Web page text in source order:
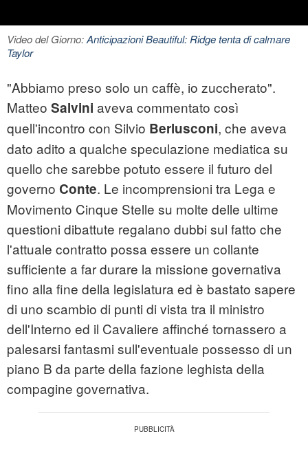
Video del Giorno:Anticipazioni Beautiful: Ridge tenta di calmare
Taylor
"Abbiamo preso solo un caffè, io zuccherato".
Matteo Salvini aveva commentato così
quell'incontro con Silvio Berlusconi, che aveva
dato adito a qualche speculazione mediatica su
quello che sarebbe potuto essere il futuro del
governo Conte. Le incomprensioni tra Lega e
Movimento Cinque Stelle su molte delle ultime
questioni dibattute regalano dubbi sul fatto che
l'attuale contratto possa essere un collante
sufficiente a far durare la missione governativa
fino alla fine della legislatura ed è bastato sapere
di uno scambio di punti di vista tra il ministro
dell'Interno ed il Cavaliere affinché tornassero a
palesarsi fantasmi sull'eventuale possesso di un
piano B da parte della fazione leghista della
compagine governativa.